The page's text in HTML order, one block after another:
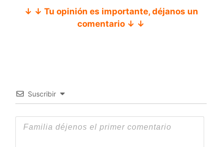
↓ ↓ Tu opinión es importante, déjanos un
comentario ↓ ↓
Suscribir